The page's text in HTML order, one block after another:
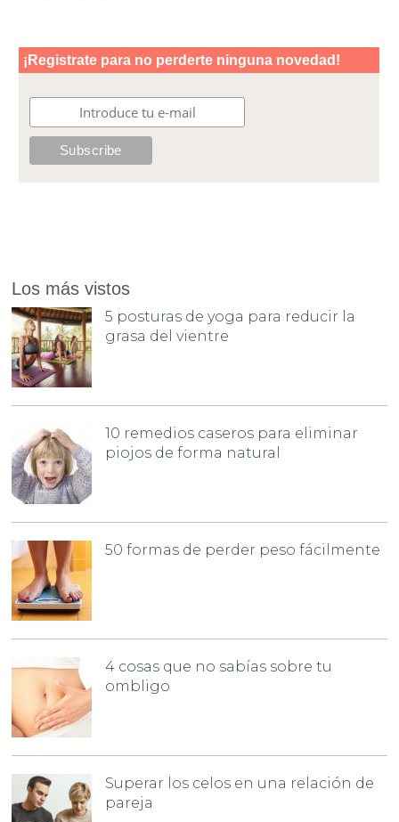
Los más vistos
5 posturas de yoga para reducir la
grasa del vientre
10 remedios caseros para eliminar
piojos de forma natural
50 formas de perder peso fácilmente
4 cosas que no sabías sobre tu
ombligo
Superar los celos en una relación de
pareja